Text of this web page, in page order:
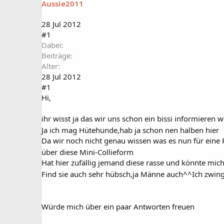
a
t
r
Aussie2011
28 Jul 2012
#1
Dabei
Beiträge
Alter
28 Jul 2012
#1
Hi,
ihr wisst ja das wir uns schon ein bissi informieren
Ja ich mag Hütehunde,hab ja schon nen halben hier
Da wir noch nicht genau wissen was es nun für
über diese Mini-Collieform
Hat hier zufällig jemand diese rasse und könnte
Find sie auch sehr hübsch,ja Männe auch^^Ich
Würde mich über ein paar Antworten freuen